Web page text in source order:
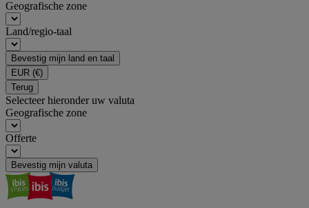
Geografische zone
Land/regio-taal
Bevestig mijn land en taal
EUR (€)
Terug
Selecteer hieronder uw valuta
Geografische zone
Offerte
Bevestig mijn valuta